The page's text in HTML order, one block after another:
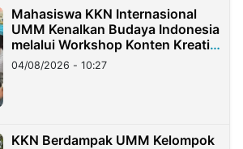
Mahasiswa KKN Internasional
UMM Kenalkan Budaya Indonesia
melalui Workshop Konten Kreatif
di Taiwan
04/08/2026 - 10:27
KKN Berdampak UMM Kelompok